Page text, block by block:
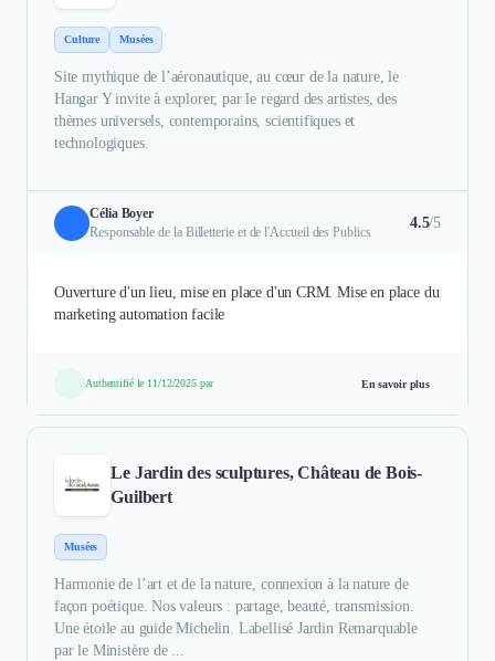
Culture Musées
Site mythique de l’aéronautique, au cœur de la nature, le
Hangar Y invite à explorer, par le regard des artistes, des
thèmes universels, contemporains, scientifiques et
technologiques.
Célia Boyer
Responsable de la Billetterie et de l'Accueil des Publics
4.5/5
Ouverture d'un lieu, mise en place d'un CRM. Mise en place du
marketing automation facile
Authentifié le 11/12/2025 par En savoir plus
Le Jardin des sculptures, Château de Bois-
Guilbert
Musées
Harmonie de l’art et de la nature, connexion à la nature de
façon poétique. Nos valeurs : partage, beauté, transmission.
Une étoile au guide Michelin. Labellisé Jardin Remarquable
par le Ministère de ...